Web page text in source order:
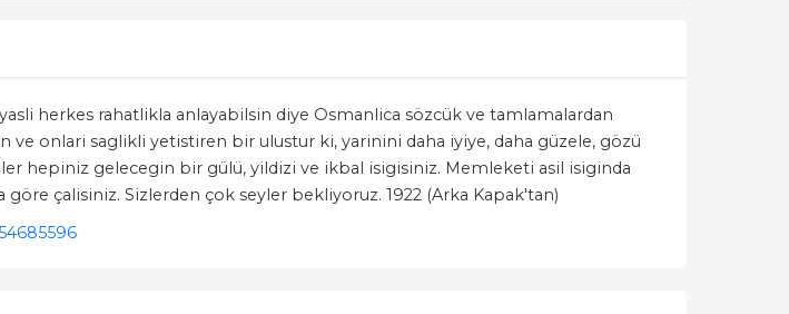
herkes rahatlikla anlayabilsin diye Osmanlica sözcük ve tamlamalardan
onlari saglikli yetistiren bir ulustur ki, yarinini daha iyiye, daha güzele, gözü
hepiniz gelecegin bir gülü, yildizi ve ikbal isigisiniz. Memleketi asil isiginda
çalisiniz. Sizlerden çok seyler bekliyoruz. 1922 (Arka Kapak'tan)